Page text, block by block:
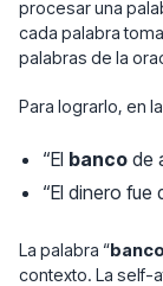
procesar una
cada palabra
palabras de la
Para lograrlo, en
“El banco de
“El dinero
La palabra “banco
contexto. La self-